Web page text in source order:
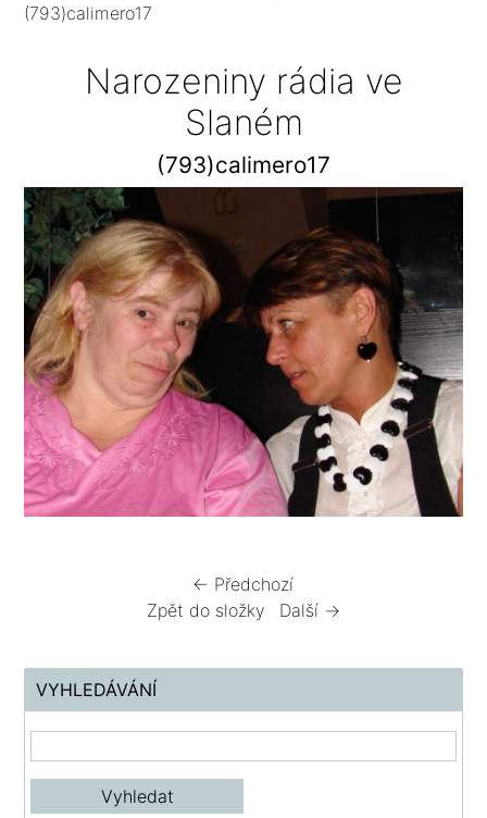
(793)calimero17
Narozeniny rádia ve
Slaném
(793)calimero17
← Předchozí
Zpět do složky
Další →
VYHLEDÁVÁNÍ